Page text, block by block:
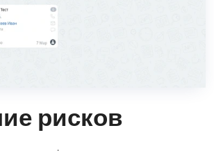
рисков